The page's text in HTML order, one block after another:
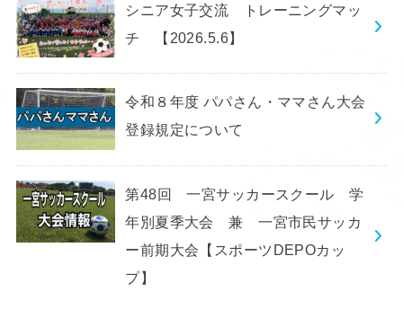
シニア女子交流 トレーニングマッ
チ 【2026.5.6】
令和８年度 パパさん・ママさん大会
登録規定について
第48回 一宮サッカースクール 学
年別夏季大会 兼 一宮市民サッカ
ー前期大会【スポーツDEPOカッ
プ】